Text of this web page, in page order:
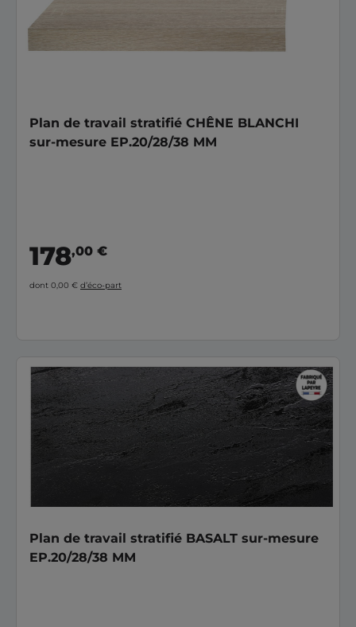
Plan de travail stratifié CHÊNE BLANCHI
sur-mesure EP.20/28/38 MM
178,00 €
dont 0,00 € d’éco-part
Plan de travail stratifié BASALT sur-mesure
EP.20/28/38 MM